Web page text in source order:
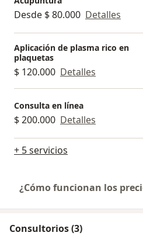
Desde $ 80.000 Detalles
Aplicación de plasma rico en
plaquetas
$ 120.000 Detalles
Consulta en línea
$ 200.000 Detalles
+ 5 servicios
¿Cómo funcionan los
Consultorios (3)